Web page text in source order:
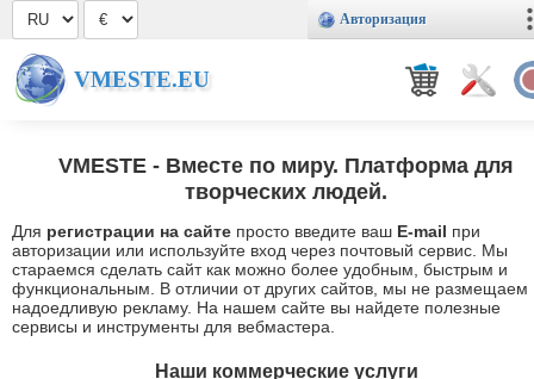
Авторизация
VMESTE.EU
VMESTE - Вместе по миру. Платформа для
творческих людей.
Для регистрации на сайте просто введите ваш E-mail при
авторизации или используйте вход через почтовый сервис. Мы
стараемся сделать сайт как можно более удобным, быстрым и
функциональным. В отличии от других сайтов, мы не размещаем
надоедливую рекламу. На нашем сайте вы найдете полезные
сервисы и инструменты для вебмастера.
Наши коммерческие услуги